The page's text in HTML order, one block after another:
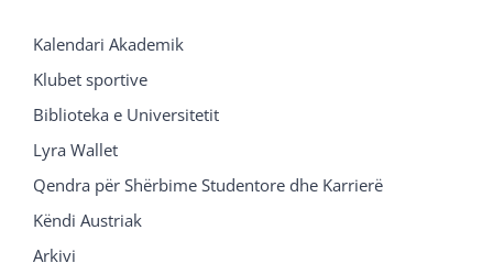
Kalendari Akademik
Klubet sportive
Biblioteka e Universitetit
Lyra Wallet
Qendra për Shërbime Studentore dhe Karrierë
Këndi Austriak
Arkivi